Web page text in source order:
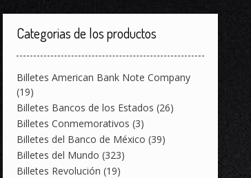
Categorias de los productos
Billetes American Bank Note Company
(19)
Billetes Bancos de los Estados (26)
Billetes Conmemorativos (3)
Billetes del Banco de México (39)
Billetes del Mundo (323)
Billetes Revolución (19)